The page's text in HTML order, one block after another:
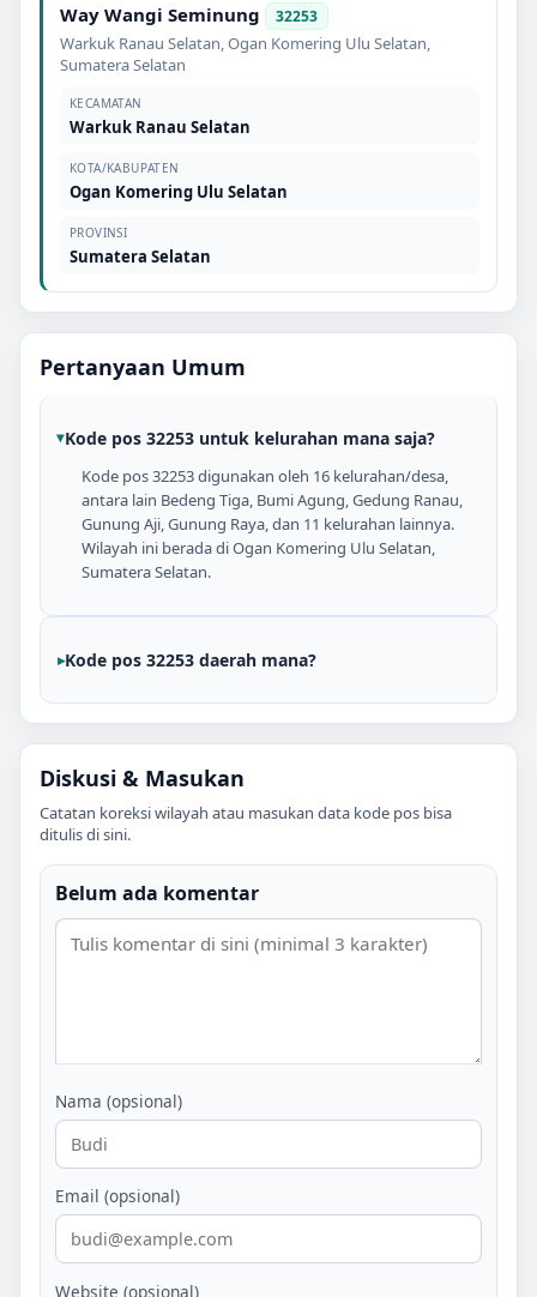
Way Wangi Seminung 32253
Warkuk Ranau Selatan,Ogan Komering Ulu Selatan,
Sumatera Selatan
KECAMATAN
Warkuk Ranau Selatan
KOTA/KABUPATEN
Ogan Komering Ulu Selatan
PROVINSI
Sumatera Selatan
Pertanyaan Umum
Kode pos 32253 untuk kelurahan mana saja?
Kode pos 32253 digunakan oleh 16 kelurahan/desa,
antara lain Bedeng Tiga, Bumi Agung, Gedung Ranau,
Gunung Aji, Gunung Raya, dan 11 kelurahan lainnya.
Wilayah ini berada di Ogan Komering Ulu Selatan,
Sumatera Selatan.
Kode pos 32253 daerah mana?
Diskusi & Masukan
Catatan koreksi wilayah atau masukan data kode pos bisa
ditulis di sini.
Belum ada komentar
Nama (opsional)
Email (opsional)
Website (opsional)